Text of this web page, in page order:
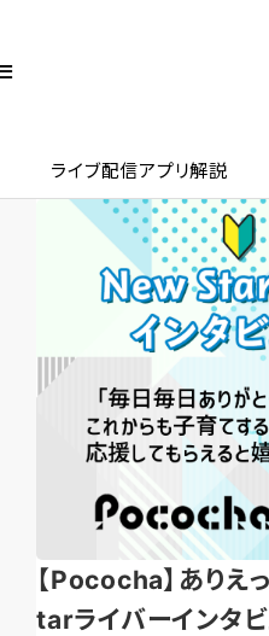
ライブ配信アプリ解説
【Pococha】ありえ
tarライバーインタビ